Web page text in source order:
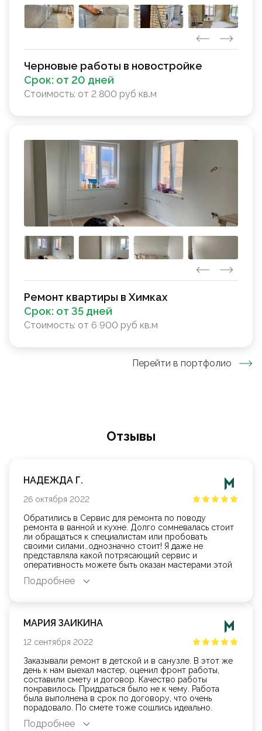
Черновые работы в новостройке
Срок: от 20 дней
Стоимость: от 2 800 руб кв.м
Ремонт квартиры в Химках
Срок: от 35 дней
Стоимость: от 6 900 руб кв.м
Перейти в портфолио
Oтзывы
НАДЕЖДА Г.
26 октября 2022
Обратились в Сервис для ремонта по поводу
ремонта в ванной и кухне. Долго сомневалась стоит
ли обращаться к специалистам или пробовать
своими силами…однозначно стоит! Я даже не
представляла какой потрясающий сервис и
оперативность можете быть оказан мастерами этой
безмерно вам благодарны!!!
Подробнее
МАРИЯ ЗАИКИНА
12 сентября 2022
Заказывали ремонт в детской и в санузле. В этот же
день к нам выехал мастер, оценил фронт работы,
составили смету и договор. Качество работы
понравилось. Придраться было не к чему. Работа
была выполнена в срок по договору, что очень
порадовало. По смете тоже сошлись идеально.
Подробнее